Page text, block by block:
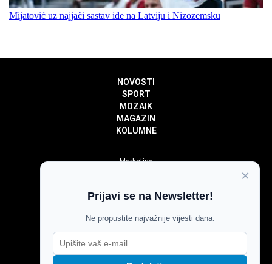
Mijatović uz najjači sastav ide na Latviju i Nizozemsku
NOVOSTI
SPORT
MOZAIK
MAGAZIN
KOLUMNE
Marketing
Impressum
Pravila komentiranja
Agroglas
×
Prijavi se na Newsletter!
Ne propustite najvažnije vijesti dana.